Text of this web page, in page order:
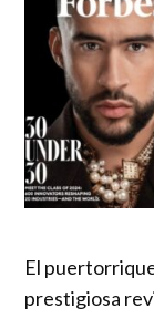
El
prestigiosa